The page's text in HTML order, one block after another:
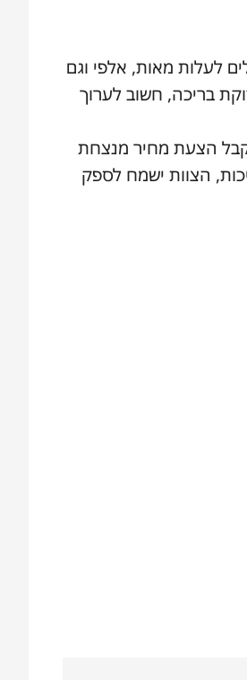
לעלות מאות, אלפי וגם
בריכה, חשוב לערוך
לקבל הצעת מחיר מנצחת
שנים בענף תחזוקת הבריכות, הצוות ישמח לספק